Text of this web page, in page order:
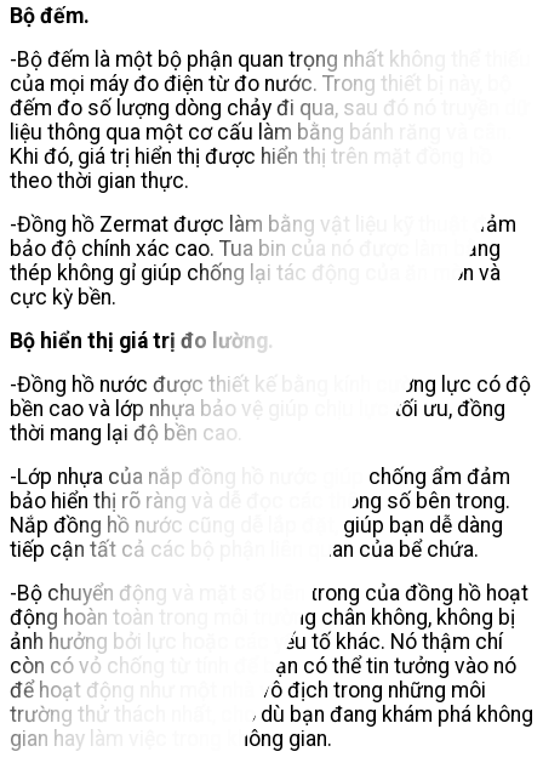
Bộ đếm.
-Bộ đếm là một bộ phận quan trọng nhất không thể thiếu
của mọi máy đo điện từ đo nước. Trong thiết bị này, bộ
đếm đo số lượng dòng chảy đi qua, sau đó nó truyền dữ
liệu thông qua một cơ cấu làm bằng bánh răng và cân.
Khi đó, giá trị hiển thị được hiển thị trên mặt đồng hồ
theo thời gian thực.
-Đồng hồ Zermat được làm bằng vật liệu kỹ thuật đảm
bảo độ chính xác cao. Tua bin của nó được làm bằng
thép không gỉ giúp chống lại tác động của ăn mòn và
cực kỳ bền.
Bộ hiển thị giá trị đo lường.
-Đồng hồ nước được thiết kế bằng kính cường lực có độ
bền cao và lớp nhựa bảo vệ giúp chịu lực tối ưu, đồng
thời mang lại độ bền cao.
-Lớp nhựa của nắp đồng hồ nước giúp chống ẩm đảm
bảo hiển thị rõ ràng và dễ đọc các thông số bên trong.
Nắp đồng hồ nước cũng dễ lắp đặt, giúp bạn dễ dàng
tiếp cận tất cả các bộ phận liên quan của bể chứa.
-Bộ chuyển động và mặt số bên trong của đồng hồ hoạt
động hoàn toàn trong môi trường chân không, không bị
ảnh hưởng bởi lực hoặc các yếu tố khác. Nó thậm chí
còn có vỏ chống từ tính để bạn có thể tin tưởng vào nó
để hoạt động như một nhà vô địch trong những môi
trường thử thách nhất, cho dù bạn đang khám phá không
gian hay làm việc trong không gian.